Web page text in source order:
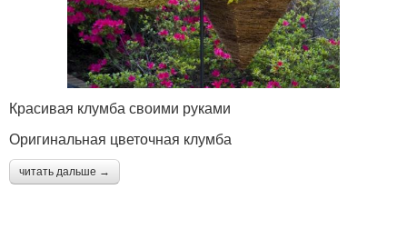
Красивая клумба своими руками
Оригинальная цветочная клумба
читать дальше →